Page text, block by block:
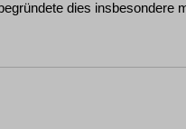
dies insbesondere